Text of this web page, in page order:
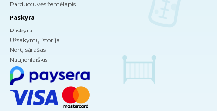
Parduotuvės žemėlapis
Paskyra
Paskyra
Užsakymų istorija
Norų sąrašas
Naujienlaiškis